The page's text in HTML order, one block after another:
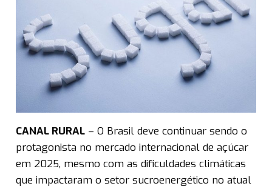
CANAL RURAL – O Brasil deve continuar sendo o
protagonista no mercado internacional de açúcar
em 2025, mesmo com as dificuldades climáticas
que impactaram o setor sucroenergético no atual